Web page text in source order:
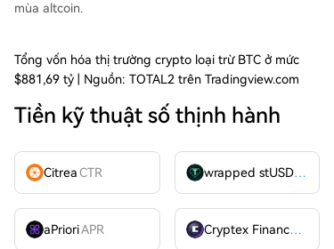
mùa altcoin.
Tổng vốn hóa thị trường crypto loại trừ BTC ở mức
$881,69 tỷ | Nguồn: TOTAL2 trên Tradingview.com
Tiền kỹ thuật số thịnh hành
CitreaCTR wrapped stUSDT
aPrioriAPR Cryptex FinanceCTX